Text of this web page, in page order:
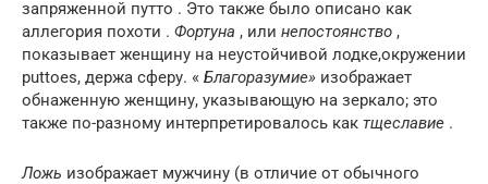
запряженной путто . Это также было описано как
аллегория похоти . Фортуна , или непостоянство ,
показывает женщину на неустойчивой лодке,окружении
puttoes, держа сферу. « Благоразумие» изображает
обнаженную женщину, указывающую на зеркало; это
также по-разному интерпретировалось как тщеславие .
Ложь изображает мужчину (в отличие от обычного